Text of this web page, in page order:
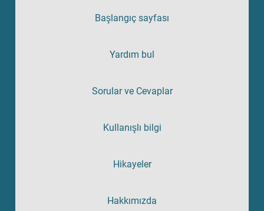
Başlangıç sayfası
Yardım bul
Sorular ve Cevaplar
Kullanışlı bilgi
Hikayeler
Hakkımızda